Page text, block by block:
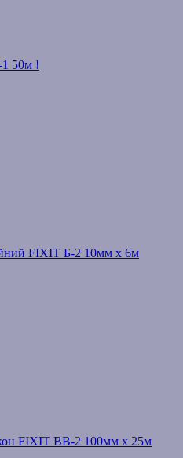
1 50м !
FIXIT Б-2 10мм х 6м
FIXIT ВВ-2 100мм х 25м